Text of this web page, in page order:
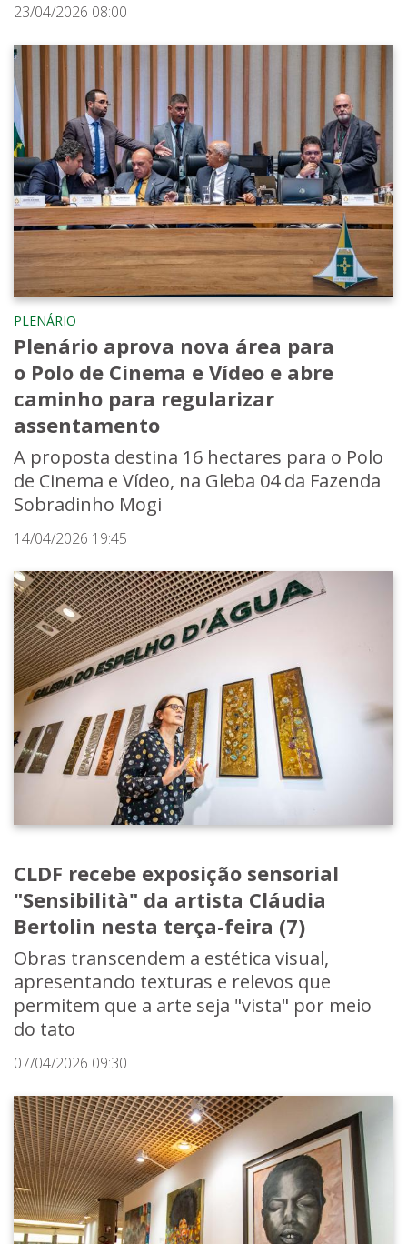
23/04/2026 08:00
PLENÁRIO
Plenário aprova nova área para
o Polo de Cinema e Vídeo e abre
caminho para regularizar
assentamento
A proposta destina 16 hectares para o Polo
de Cinema e Vídeo, na Gleba 04 da Fazenda
Sobradinho Mogi
14/04/2026 19:45
CLDF recebe exposição sensorial
"Sensibilità" da artista Cláudia
Bertolin nesta terça-feira (7)
Obras transcendem a estética visual,
apresentando texturas e relevos que
permitem que a arte seja "vista" por meio
do tato
07/04/2026 09:30